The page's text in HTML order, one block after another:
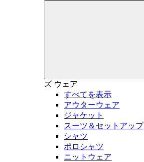
ズ ウェア
すべてを表示
アウターウェア
ジャケット
スーツ＆セットアップ
シャツ
ポロシャツ
ニットウェア